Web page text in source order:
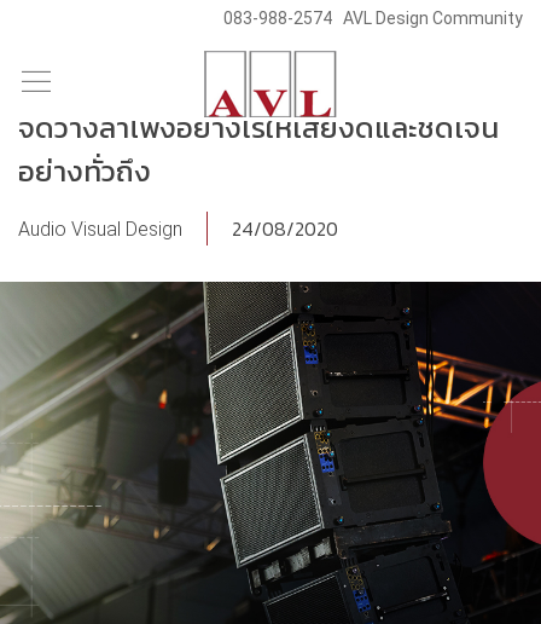
content
083-988-2574 AVL Design Community
จัดวางลำโพงอย่างไรให้เสียงดีและชัดเจน
อย่างทั่วถึง
Audio Visual Design 24/08/2020